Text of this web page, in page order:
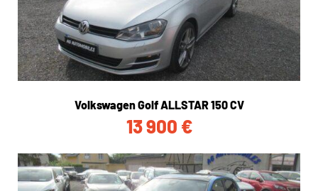
Volkswagen Golf ALLSTAR 150 CV
13 900 €